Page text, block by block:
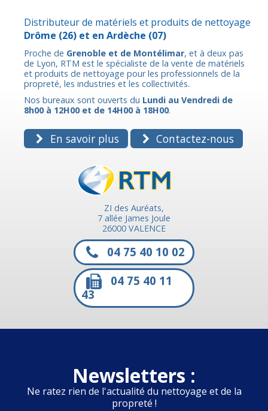
Distributeur de matériels et produits de nettoyage
Drôme (26) et en Ardèche (07)
Proche de Grenoble et de Montélimar, et à deux pas
de Lyon, RTM est le spécialiste de la vente de matériels
et produits de nettoyage pour les professionnels de la
propreté, les industries et les collectivités.
Nos bureaux sont ouverts du Lundi au Vendredi de
8h00 à 12H00 et de 14H00 à 18H00.
En savoir plus Contactez-nous
ZI des Auréats,
7 allée James Joule
26000 VALENCE
04 75 40 10 02
04 75 40 11
43
Newsletters :
Ne ratez rien de l'actualité du nettoyage et de la
propreté !